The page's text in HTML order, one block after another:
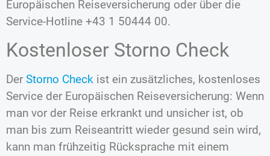
Europäischen Reiseversicherung oder über die
Service-Hotline +43 1 50444 00.
Kostenloser Storno Check
Der Storno Check ist ein zusätzliches, kostenloses
Service der Europäischen Reiseversicherung: Wenn
man vor der Reise erkrankt und unsicher ist, ob
man bis zum Reiseantritt wieder gesund sein wird,
kann man frühzeitig Rücksprache mit einem